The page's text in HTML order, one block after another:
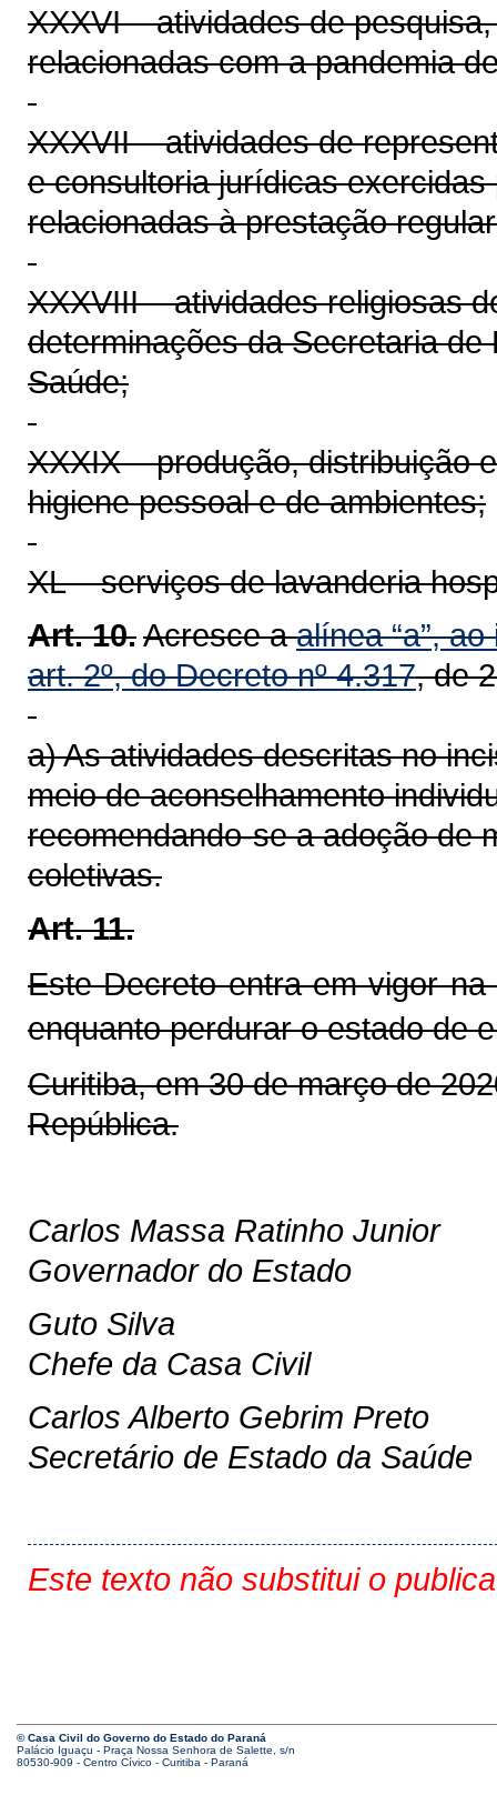
XXXVI – atividades de
relacionadas com a pandemia
XXXVII – atividades de
e consultoria jurídicas
relacionadas à prestação
XXXVIII – atividades religiosas
determinações da Secretaria
Saúde;
XXXIX – produção, distribuição
higiene pessoal e de ambientes;
XL – serviços de lavanderia
Art. 10.Acresce aalínea “a”,
art. 2º, do Decreto nº 4.317, de
a) As atividades descritas no
meio de aconselhamento
recomendando-se a adoção de
coletivas.
Art. 11.
Este Decreto entra em vigor
enquanto perdurar o estado de
Curitiba, em 30 de março de
República.
Carlos Massa Ratinho Junior
Governador do Estado
Guto Silva
Chefe da Casa Civil
Carlos Alberto Gebrim Preto
Secretário de Estado da Saúde
Este texto não substitui o
© Casa Civil do Governo do Estado do Paraná
Palácio Iguaçu - Praça Nossa Senhora de Salette, s/n
80530-909 - Centro Cívico - Curitiba - Paraná